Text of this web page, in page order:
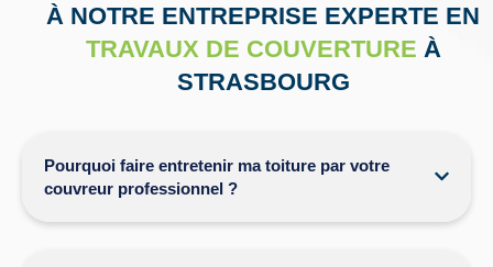
À NOTRE ENTREPRISE EXPERTE EN
TRAVAUX DE COUVERTURE À
STRASBOURG
Pourquoi faire entretenir ma toiture par votre
couvreur professionnel ?